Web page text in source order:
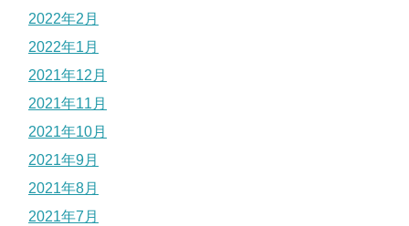
2022年2月
2022年1月
2021年12月
2021年11月
2021年10月
2021年9月
2021年8月
2021年7月